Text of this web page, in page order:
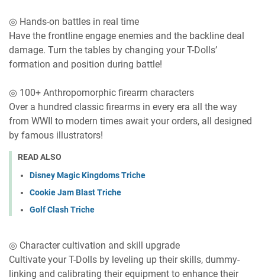
◎ Hands-on battles in real time
Have the frontline engage enemies and the backline deal
damage. Turn the tables by changing your T-Dolls’
formation and position during battle!
◎ 100+ Anthropomorphic firearm characters
Over a hundred classic firearms in every era all the way
from WWII to modern times await your orders, all designed
by famous illustrators!
READ ALSO
Disney Magic Kingdoms Triche
Cookie Jam Blast Triche
Golf Clash Triche
◎ Character cultivation and skill upgrade
Cultivate your T-Dolls by leveling up their skills, dummy-
linking and calibrating their equipment to enhance their